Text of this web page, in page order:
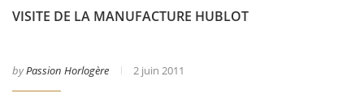
VISITE DE LA MANUFACTURE HUBLOT
byPassion Horlogère 2 juin 2011